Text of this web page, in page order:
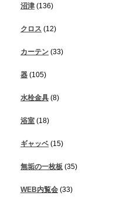
沼津 (136)
クロス (12)
カーテン (33)
器 (105)
水栓金具 (8)
浴室 (18)
ギャッベ (15)
無垢の一枚板 (35)
WEB内覧会 (33)